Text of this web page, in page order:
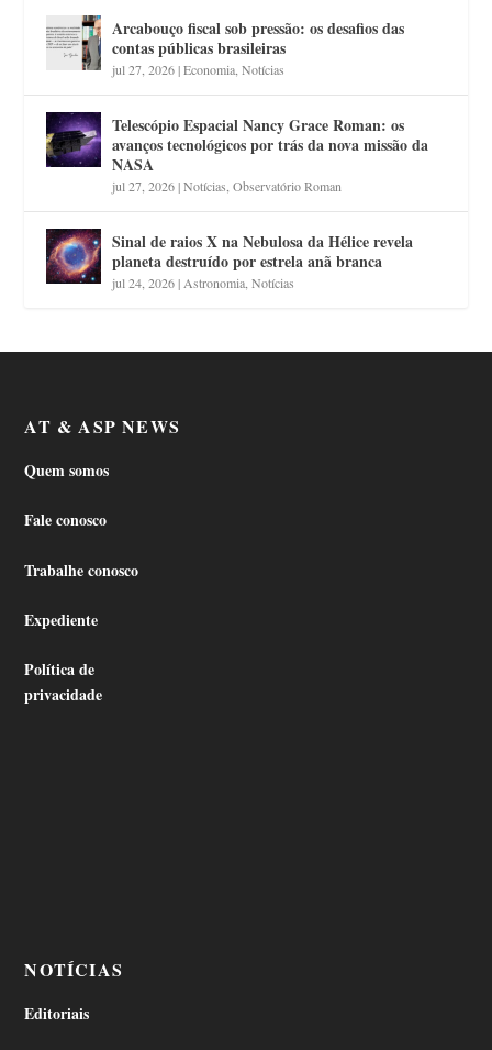
Arcabouço fiscal sob pressão: os desafios das
contas públicas brasileiras
jul 27, 2026|Economia ,Notícias
Telescópio Espacial Nancy Grace Roman: os
avanços tecnológicos por trás da nova missão da
NASA
jul 27, 2026|Notícias ,Observatório Roman
Sinal de raios X na Nebulosa da Hélice revela
planeta destruído por estrela anã branca
jul 24, 2026| Astronomia ,Notícias
AT & ASP NEWS
Quem somos
Fale conosco
Trabalhe conosco
Expediente
Política de
privacidade
NOTÍCIAS
Editoriais